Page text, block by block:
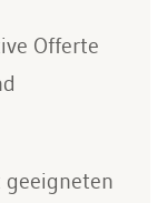
Offerte
geeigneten